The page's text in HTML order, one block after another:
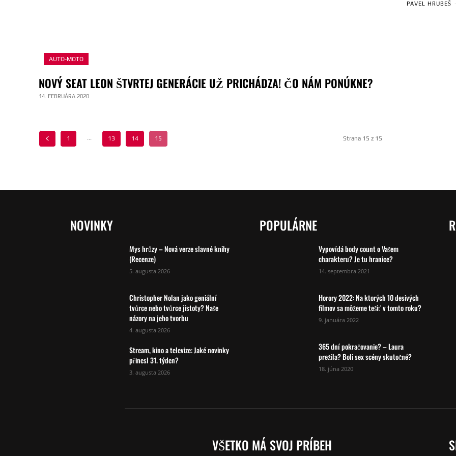
AUTO-MOTO
NOVÝ SEAT LEON ŠTVRTEJ GENERÁCIE UŽ PRICHÁDZA! ČO NÁM PONÚKNE?
14. FEBRUÁRA 2020
1 ... 13 14 15 Strana 15 z 15
PAVEL HRUBEŠ -
NOVINKY
Mys hrůzy – Nová verze slavné knihy
(Recenze)
5. augusta 2026
Christopher Nolan jako geniální
tvůrce nebo tvůrce jistoty? Naše
názory na jeho tvorbu
4. augusta 2026
Stream, kino a televize: Jaké novinky
přinesl 31. týden?
3. augusta 2026
POPULÁRNE
Vypovídá body count o Vašem
charakteru? Je tu hranice?
14. septembra 2021
Horory 2022: Na ktorých 10 desivých
filmov sa môžeme tešiť v tomto roku?
9. januára 2022
365 dní pokračovanie? – Laura
prežila? Boli sex scény skutočné?
18. júna 2020
VŠETKO MÁ SVOJ PRÍBEH